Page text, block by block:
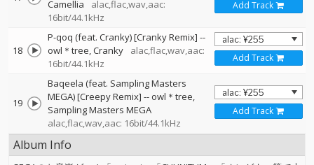
Camellia
alac,flac,wav,aac:
16bit/44.1kHz
Add Track
18
P-qoq (feat. Cranky) [Cranky Remix] --
owl＊tree Cranky
alac,flac,wav,aac:
16bit/44.1kHz
Add Track
19
Baqeela (feat. Sampling Masters
MEGA) [Creepy Remix] -- owl＊tree
Sampling Masters MEGA
alac,flac,wav,aac: 16bit/44.1kHz
Add Track
Album Info